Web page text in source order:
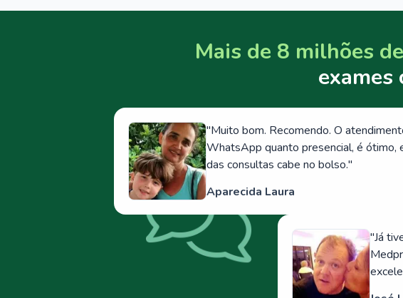
Mais de 8 milhões
exames
"Muito bom. Recomendo. O
WhatsApp quanto presencial, é ótimo,
das consultas cabe no bolso."
Aparecida Laura
"Já